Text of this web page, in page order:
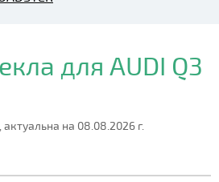
для AUDI Q3
на 08.08.2026 г.